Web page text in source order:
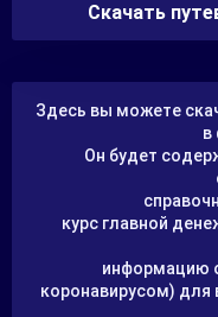
Скачать
Здесь вы можете
в
Он будет
курс главной
информацию
коронавирусом) для